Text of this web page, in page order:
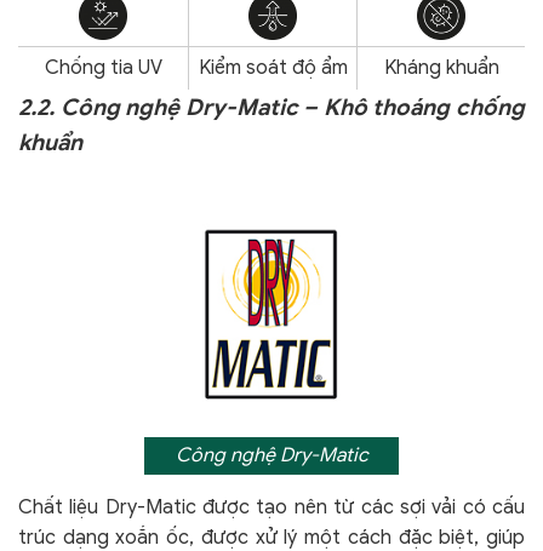
Chống tia UV Kiểm soát độ ẩm Kháng khuẩn
2.2. Công nghệ Dry-Matic – Khô thoáng chống
khuẩn
Công nghệ Dry-Matic
Chất liệu Dry-Matic được tạo nên từ các sợi vải có cấu
trúc dạng xoắn ốc, được xử lý một cách đặc biệt, giúp